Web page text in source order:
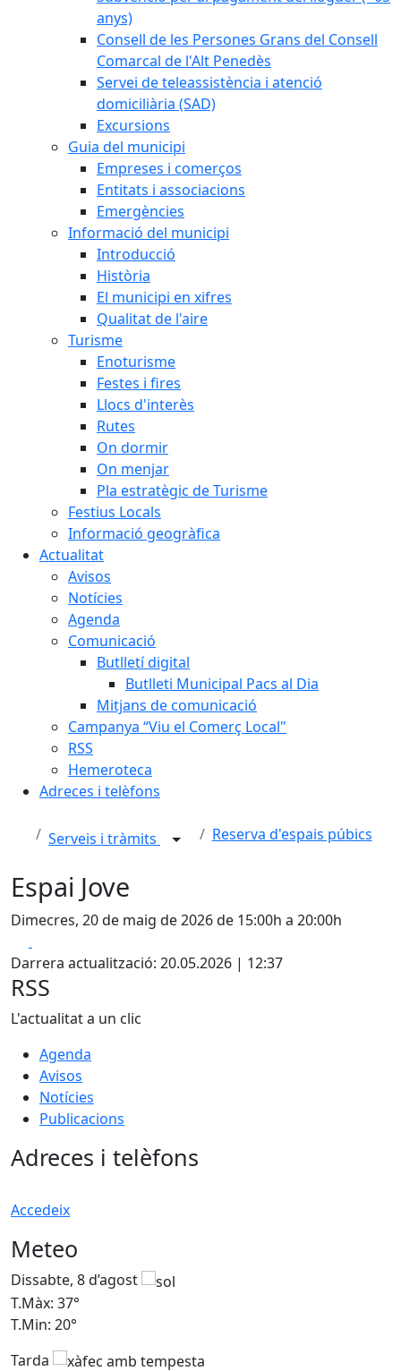
anys)
Consell de les Persones Grans del Consell
Comarcal de l'Alt Penedès
Servei de teleassistència i atenció
domiciliària (SAD)
Excursions
Guia del municipi
Empreses i comerços
Entitats i associacions
Emergències
Informació del municipi
Introducció
Història
El municipi en xifres
Qualitat de l'aire
Turisme
Enoturisme
Festes i fires
Llocs d'interès
Rutes
On dormir
On menjar
Pla estratègic de Turisme
Festius Locals
Informació geogràfica
Actualitat
Avisos
Notícies
Agenda
Comunicació
Butlletí digital
Butlleti Municipal Pacs al Dia
Mitjans de comunicació
Campanya “Viu el Comerç Local"
RSS
Hemeroteca
Adreces i telèfons
Serveis i tràmits Reserva d'espais púbics
Espai Jove
Dimecres, 20 de maig de 2026 de 15:00h a 20:00h
Darrera actualització: 20.05.2026 | 12:37
RSS
L'actualitat a un clic
Agenda
Avisos
Notícies
Publicacions
Adreces i telèfons
Accedeix
Meteo
Dissabte, 8 d’agost
T.Màx: 37°
T.Min: 20°
Tarda